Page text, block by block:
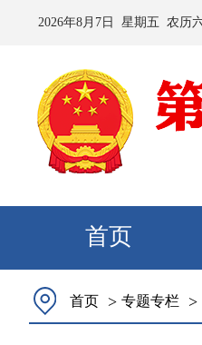
2026年8月 7 日 星期五 农历
首页
首页 > 专题专栏 >